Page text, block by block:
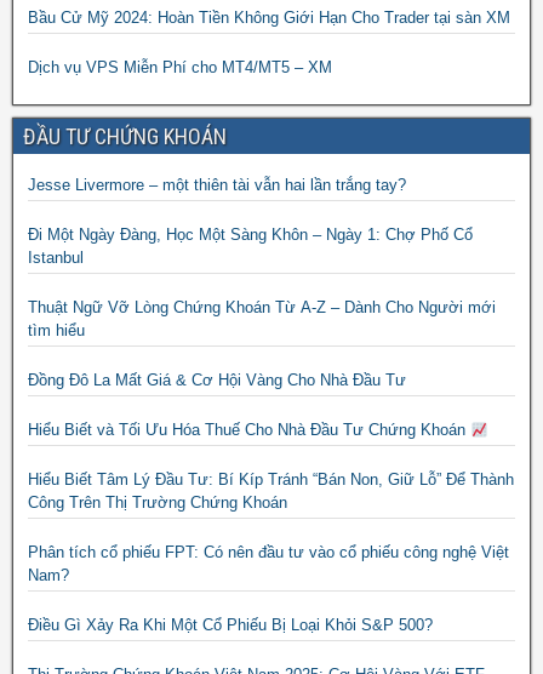
Bầu Cử Mỹ 2024: Hoàn Tiền Không Giới Hạn Cho Trader tại sàn XM
Dịch vụ VPS Miễn Phí cho MT4/MT5 – XM
ĐẦU TƯ CHỨNG KHOÁN
Jesse Livermore – một thiên tài vẫn hai lần trắng tay?
Đi Một Ngày Đàng, Học Một Sàng Khôn – Ngày 1: Chợ Phố Cổ
Istanbul
Thuật Ngữ Vỡ Lòng Chứng Khoán Từ A-Z – Dành Cho Người mới
tìm hiểu
Đồng Đô La Mất Giá & Cơ Hội Vàng Cho Nhà Đầu Tư
Hiểu Biết và Tối Ưu Hóa Thuế Cho Nhà Đầu Tư Chứng Khoán
Hiểu Biết Tâm Lý Đầu Tư: Bí Kíp Tránh “Bán Non, Giữ Lỗ” Để Thành
Công Trên Thị Trường Chứng Khoán
Phân tích cổ phiếu FPT: Có nên đầu tư vào cổ phiếu công nghệ Việt
Nam?
Điều Gì Xảy Ra Khi Một Cổ Phiếu Bị Loại Khỏi S&P 500?